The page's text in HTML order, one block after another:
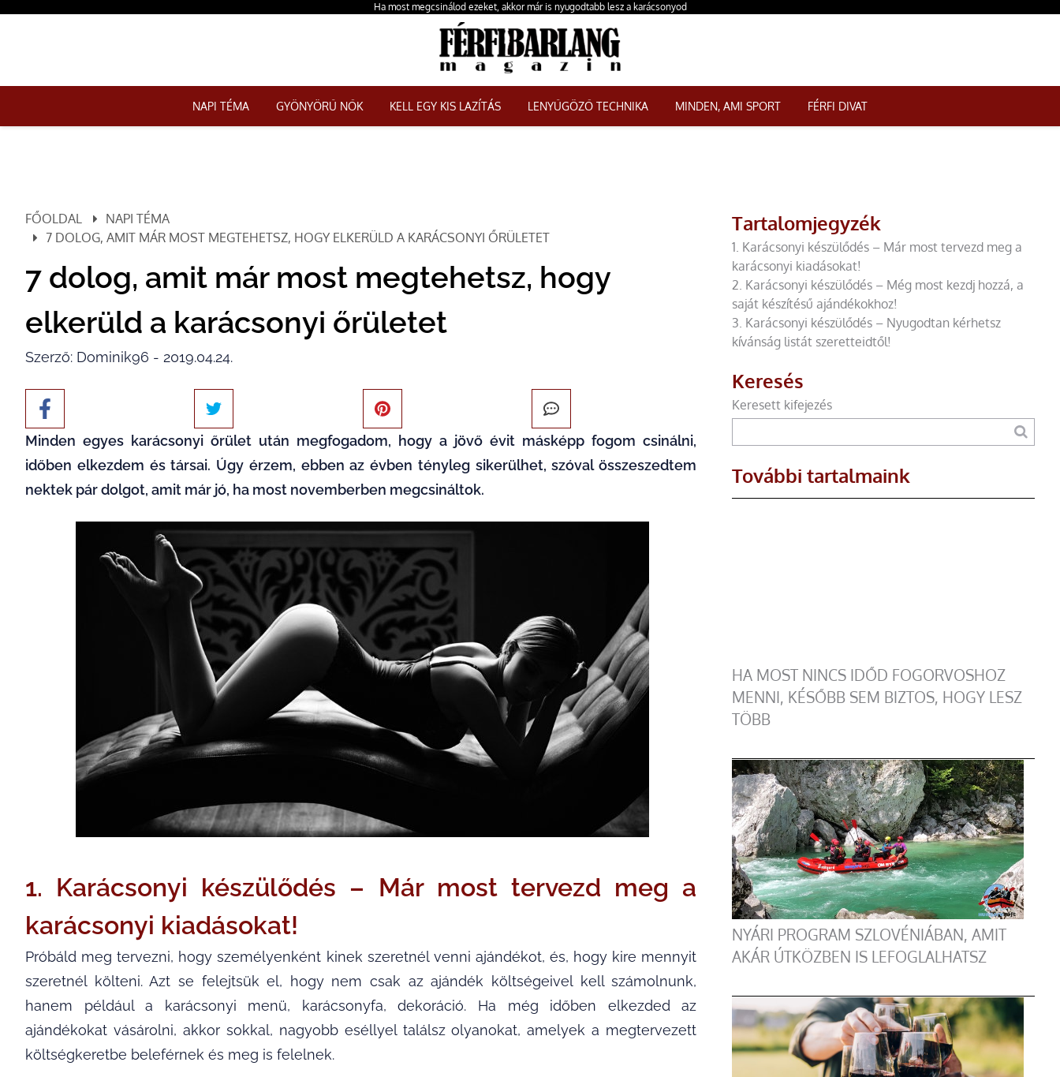
Ha most megcsinálod ezeket, akkor már is nyugodtabb lesz a karácsonyod
NAPI TÉMA GYÖNYÖRŰ NŐK KELL EGY KIS LAZÍTÁS LENYŰGÖZŐ TECHNIKA MINDEN, AMI SPORT FÉRFI DIVAT
FŐOLDAL
NAPI TÉMA
7 DOLOG, AMIT MÁR MOST MEGTEHETSZ, HOGY ELKERÜLD A KARÁCSONYI ŐRÜLETET
7 dolog, amit már most megtehetsz, hogy
elkerüld a karácsonyi őrületet
Szerző: Dominik96 - 2019.04.24.
Minden egyes karácsonyi őrület után megfogadom, hogy a jövő évit másképp fogom csinálni,
időben elkezdem és társai. Úgy érzem, ebben az évben tényleg sikerülhet, szóval összeszedtem
nektek pár dolgot, amit már jó, ha most novemberben megcsináltok.
1. Karácsonyi készülődés – Már most tervezd meg a
karácsonyi kiadásokat!
Próbáld meg tervezni, hogy személyenként kinek szeretnél venni ajándékot, és, hogy kire mennyit
szeretnél költeni. Azt se felejtsük el, hogy nem csak az ajándék költségeivel kell számolnunk,
hanem például a karácsonyi menü, karácsonyfa, dekoráció. Ha még időben elkezded az
ajándékokat vásárolni, akkor sokkal, nagyobb eséllyel találsz olyanokat, amelyek a megtervezett
költségkeretbe beleférnek és meg is felelnek.
Tartalomjegyzék
1. Karácsonyi készülődés – Már most tervezd meg a
karácsonyi kiadásokat!
2. Karácsonyi készülődés – Még most kezdj hozzá, a
saját készítésű ajándékokhoz!
3. Karácsonyi készülődés – Nyugodtan kérhetsz
kívánság listát szeretteidtől!
Keresés
Keresett kifejezés
További tartalmaink
HA MOST NINCS IDŐD FOGORVOSHOZ
MENNI, KÉSŐBB SEM BIZTOS, HOGY LESZ
TÖBB
NYÁRI PROGRAM SZLOVÉNIÁBAN, AMIT
AKÁR ÚTKÖZBEN IS LEFOGLALHATSZ